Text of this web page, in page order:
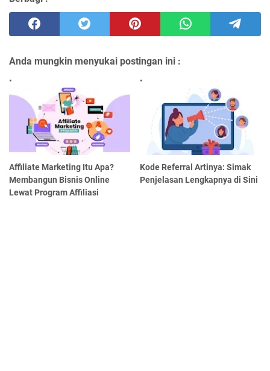
Anda mungkin menyukai postingan ini :
Affiliate Marketing Itu Apa?
Membangun Bisnis Online
Lewat Program Affiliasi
Kode Referral Artinya: Simak
Penjelasan Lengkapnya di Sini